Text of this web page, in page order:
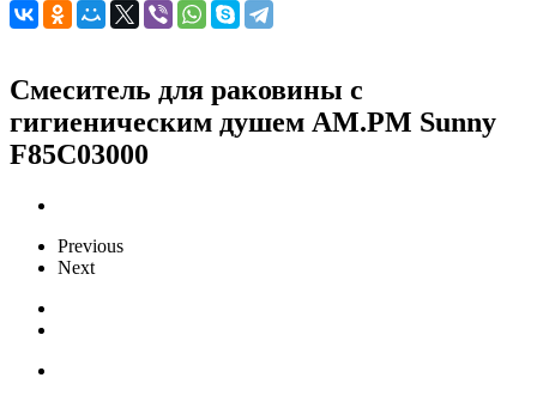
Смеситель для раковины с
гигиеническим душем AM.PM Sunny
F85C03000
Previous
Next